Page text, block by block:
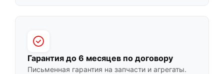
Гарантия до 6 месяцев по договору
Письменная гарантия на запчасти и агрегаты.